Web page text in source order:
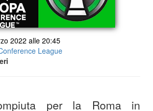
2022 alle 20:45
League
per la Roma in